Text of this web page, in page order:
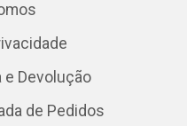
e Devolução
de Pedidos